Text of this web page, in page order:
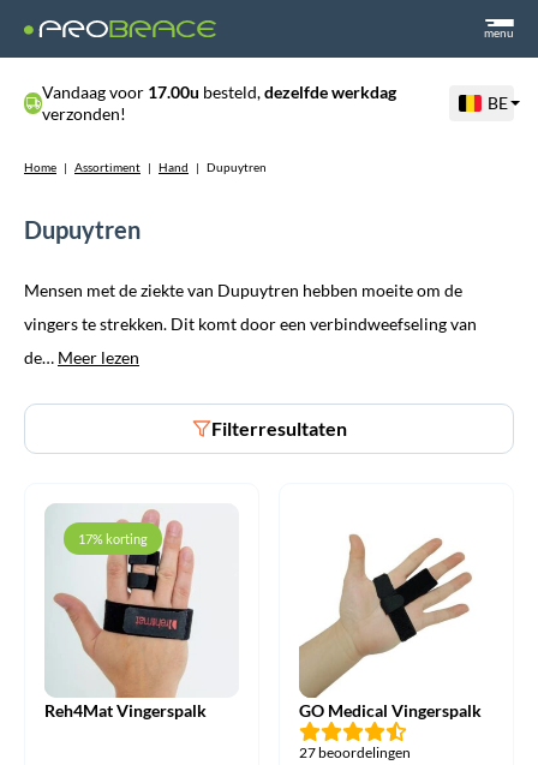
menu
Vandaag voor 17.00u besteld,dezelfde werkdag
verzonden!
BE
Home | Assortiment | Hand | Dupuytren
Dupuytren
Mensen met de ziekte van Dupuytren hebben moeite om de
vingers te strekken. Dit komt door een verbindweefseling van
de… Meer lezen
Filterresultaten
17% korting
Reh4Mat Vingerspalk GO Medical Vingerspalk
27 beoordelingen